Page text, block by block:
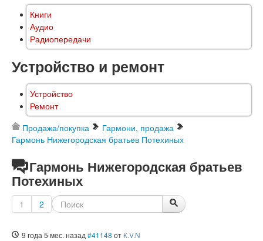
Книги
Аудио
Радиопередачи
Устройство и ремонт
Устройство
Ремонт
Продажа/покупка
Гармони, продажа
Гармонь Нижегородская братьев Потехиных
Гармонь Нижегородская братьев
Потехиных
1 2
9 года 5 мес. назад #41148 от К.V.N